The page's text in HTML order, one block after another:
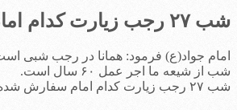
شب ۲۷ رجب زیارت کدام امام سفارش شده است/ اعمال مستحب مبعث
شب از شیعه ما اجر عمل ۶۰ سال است.
شب ۲۷ رجب زیارت کدام امام سفارش شده است/ اعمال مستحب مبعث